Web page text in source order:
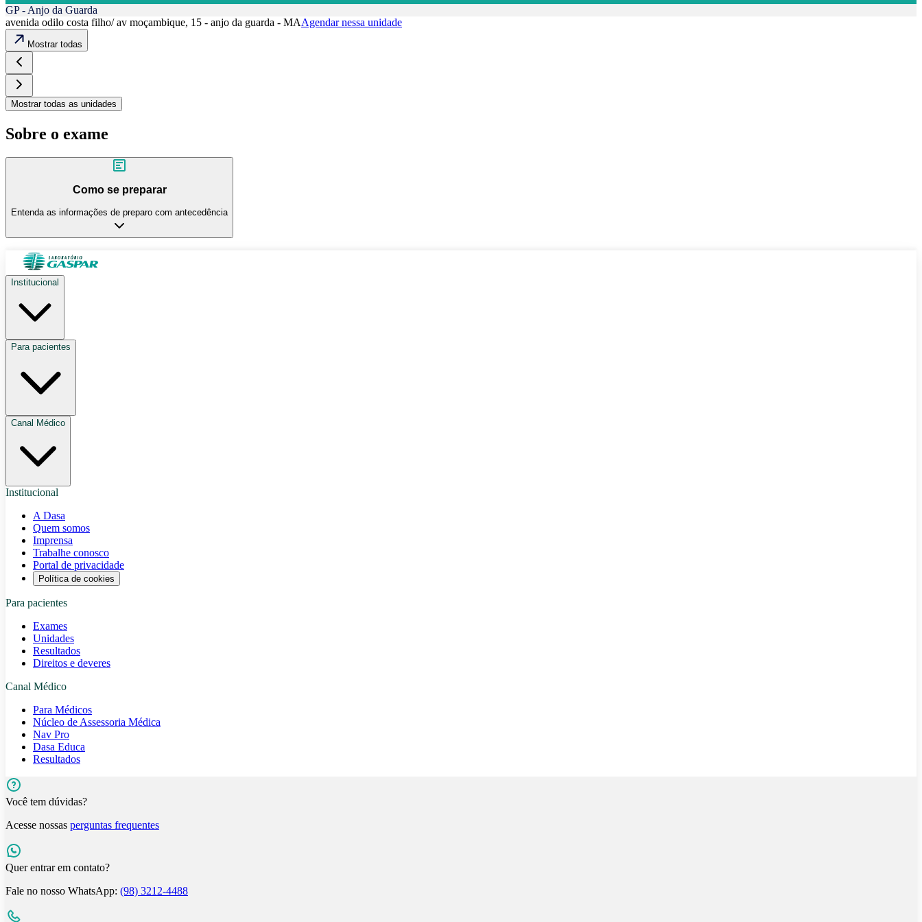
GP - Anjo da Guarda
avenida odilo costa filho/ av moçambique, 15 - anjo da guarda - MAAgendar nessa unidade
Mostrar todas
Mostrar todas as unidades
Sobre o exame
Como se preparar
Entenda as informações de preparo com antecedência
Institucional
Para pacientes
Canal Médico
Institucional
A Dasa
Quem somos
Imprensa
Trabalhe conosco
Portal de privacidade
Política de cookies
Para pacientes
Exames
Unidades
Resultados
Direitos e deveres
Canal Médico
Para Médicos
Núcleo de Assessoria Médica
Nav Pro
Dasa Educa
Resultados
Você tem dúvidas?
Acesse nossas perguntas frequentes
Quer entrar em contato?
Fale no nosso WhatsApp: (98) 3212-4488